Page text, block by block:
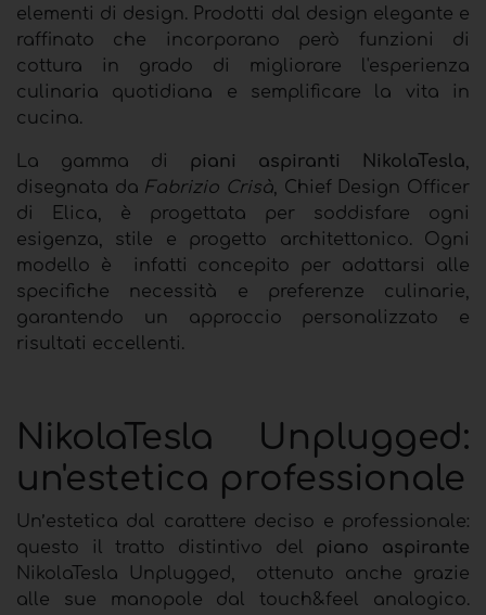
elementi di design. Prodotti dal design elegante e
raffinato che incorporano però funzioni di
cottura in grado di migliorare l'esperienza
culinaria quotidiana e semplificare la vita in
cucina.
La gamma di piani aspiranti NikolaTesla,
disegnata da Fabrizio Crisà, Chief Design Officer
di Elica, è progettata per soddisfare ogni
esigenza, stile e progetto architettonico. Ogni
modello è
infatti concepito per adattarsi alle
specifiche necessità e preferenze culinarie,
garantendo un approccio personalizzato e
risultati eccellenti.
NikolaTesla Unplugged:
un'estetica professionale
Un’estetica dal carattere deciso e professionale:
questo il tratto distintivo del piano aspirante
NikolaTesla Unplugged,
ottenuto anche grazie
alle sue manopole dal touch&feel analogico.